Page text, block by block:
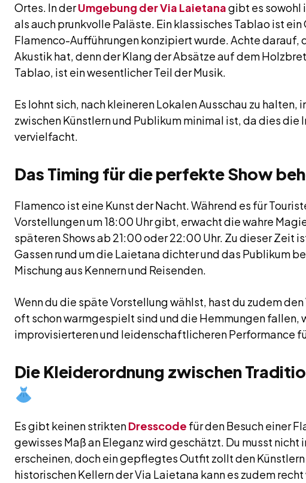
Ortes. In derUmgebung der Via Laietanagibt es sowohl
als auch prunkvolle Paläste. Ein klassisches Tablao ist
Flamenco-Aufführungen konzipiert wurde. Achte darauf,
Akustik hat, denn der Klang der Absätze auf dem
Tablao, ist ein wesentlicher Teil der Musik.
Es lohnt sich, nach kleineren Lokalen Ausschau zu halten,
zwischen Künstlern und Publikum minimal ist, da dies
vervielfacht.
Das Timing für die perfekte Show
Flamenco ist eine Kunst der Nacht. Während es für
Vorstellungen um 18:00 Uhr gibt, erwacht die wahre
späteren Shows ab 21:00 oder 22:00 Uhr. Zu dieser Zeit
Gassen rund um die Laietana dichter und das Publikum
Mischung aus Kennern und Reisenden.
Wenn du die späte Vorstellung wählst, hast du zudem
oft schon warmgespielt sind und die Hemmungen fallen,
improvisierteren und leidenschaftlicheren Performance
Die Kleiderordnung zwischen
Es gibt keinen striktenDresscode für den Besuch einer
gewisses Maß an Eleganz wird geschätzt. Du musst
erscheinen, doch ein gepflegtes Outfit zollt den
historischen Kellern der Via Laietana kann es zudem